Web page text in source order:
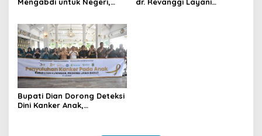
untuk Warga Perbatasan
Bupati Dian Dorong Deteksi
Dini Kanker Anak,